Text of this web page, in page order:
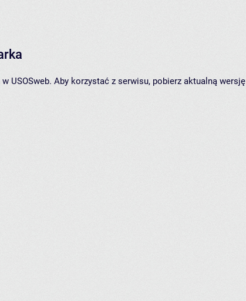
USOSweb. Aby korzystać z serwisu, pobierz aktualną wersję